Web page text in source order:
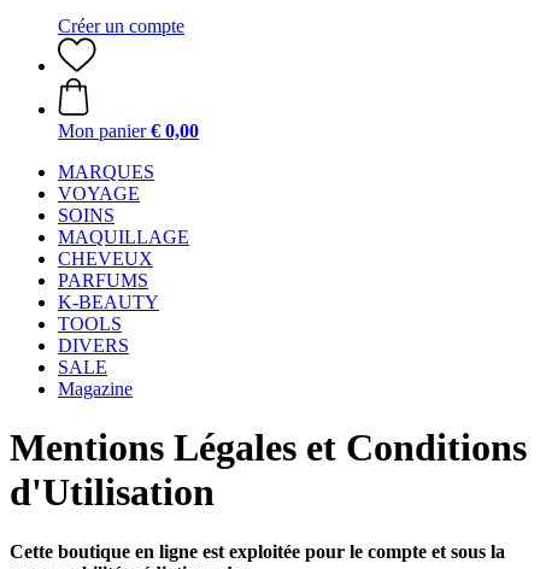
Créer un compte
Mon panier € 0,00
MARQUES
VOYAGE
SOINS
MAQUILLAGE
CHEVEUX
PARFUMS
K-BEAUTY
TOOLS
DIVERS
SALE
Magazine
Mentions Légales et Conditions
d'Utilisation
Cette boutique en ligne est exploitée pour le compte et sous la